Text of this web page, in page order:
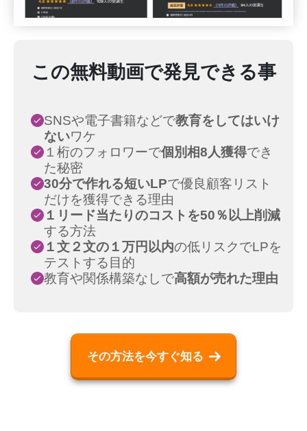
この無料動画で発見できる事
SNSや電子書籍などで教育をしてはいけ
ないワケ
１桁のフォロワーで個別相8人獲得でき
た秘密
30分で作れる短いLPで優良顧客リスト
だけを獲得できる理由
１リード当たりのコストを50％以上削減
する方法
１文２文の１万円以内の低リスクでLPを
テストする目的
教育や関係構築なしで高額が売れた理由
その方法を今すぐ知る